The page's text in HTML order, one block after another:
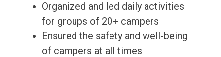
Organized and led daily activities
for groups of 20+ campers
Ensured the safety and well-being
of campers at all times